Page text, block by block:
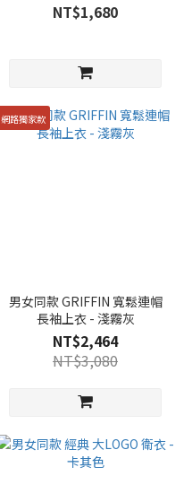
NT$1,680
網路獨家款
男女同款 GRIFFIN 寬鬆連帽
長袖上衣 - 淺霧灰
NT$2,464
NT$3,080